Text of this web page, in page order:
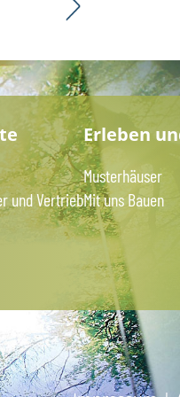
und Vertrieb
Erleben
Musterhäuser
Mit uns Bauen